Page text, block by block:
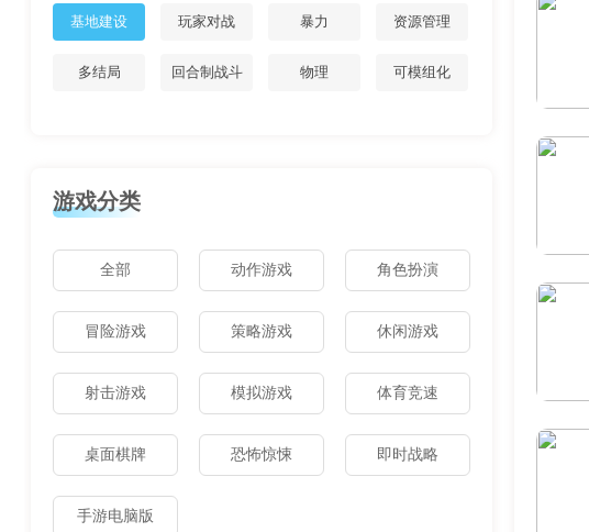
基地建设 玩家对战 暴力 资源管理
多结局 回合制战斗 物理 可模组化
游戏分类
全部 动作游戏 角色扮演
冒险游戏 策略游戏 休闲游戏
射击游戏 模拟游戏 体育竞速
桌面棋牌 恐怖惊悚 即时战略
手游电脑版